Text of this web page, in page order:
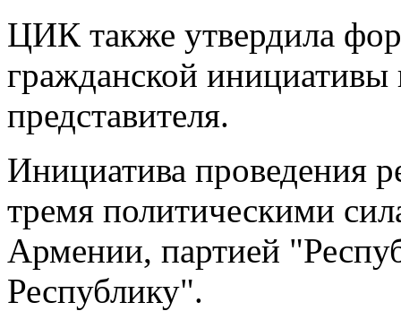
ЦИК также утвердила
гражданской
представителя.
Инициатива проведения
тремя политическими
Армении, партией
Республику".